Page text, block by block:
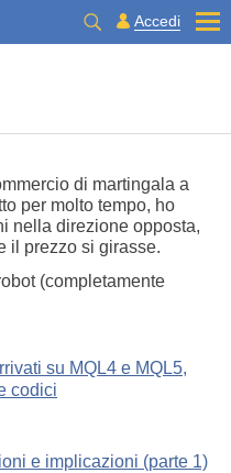
Accedi
di martingala a
per molto tempo, ho
nella direzione opposta,
il prezzo si girasse.
(completamente
su MQL4 e MQL5,
codici
e implicazioni (parte 1)